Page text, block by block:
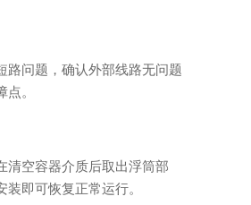
路问题，确认外部线路无问题
。
清空容器介质后取出浮筒部
即可恢复正常运行。